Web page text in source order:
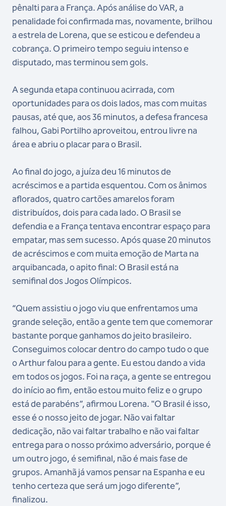
pênalti para a França. Após análise do VAR, a
penalidade foi confirmada mas, novamente, brilhou
a estrela de Lorena, que se esticou e defendeu a
cobrança. O primeiro tempo seguiu intenso e
disputado, mas terminou sem gols.
A segunda etapa continuou acirrada, com
oportunidades para os dois lados, mas com muitas
pausas, até que, aos 36 minutos, a defesa francesa
falhou, Gabi Portilho aproveitou, entrou livre na
área e abriu o placar para o Brasil.
Ao final do jogo, a juíza deu 16 minutos de
acréscimos e a partida esquentou. Com os ânimos
aflorados, quatro cartões amarelos foram
distribuídos, dois para cada lado. O Brasil se
defendia e a França tentava encontrar espaço para
empatar, mas sem sucesso. Após quase 20 minutos
de acréscimos e com muita emoção de Marta na
arquibancada, o apito final: O Brasil está na
semifinal dos Jogos Olímpicos.
“Quem assistiu o jogo viu que enfrentamos uma
grande seleção, então a gente tem que comemorar
bastante porque ganhamos do jeito brasileiro.
Conseguimos colocar dentro do campo tudo o que
o Arthur falou para a gente. Eu estou dando a vida
em todos os jogos. Foi na raça, a gente se entregou
do início ao fim, então estou muito feliz e o grupo
está de parabéns”, afirmou Lorena. "O Brasil é isso,
esse é o nosso jeito de jogar. Não vai faltar
dedicação, não vai faltar trabalho e não vai faltar
entrega para o nosso próximo adversário, porque é
um outro jogo, é semifinal, não é mais fase de
grupos. Amanhã já vamos pensar na Espanha e eu
tenho certeza que será um jogo diferente”,
finalizou.